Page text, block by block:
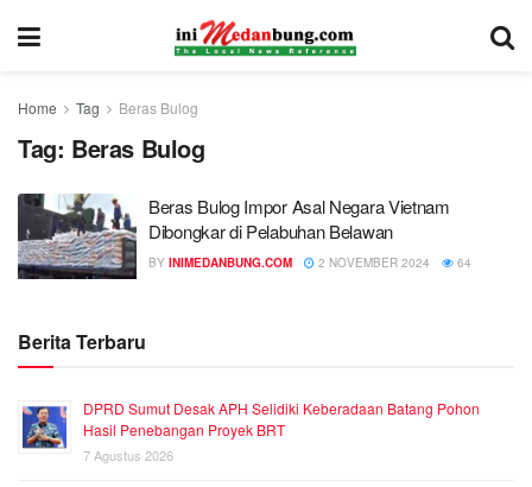
Home Tag Beras Bulog
Tag: Beras Bulog
Beras Bulog Impor Asal Negara Vietnam
Dibongkar di Pelabuhan Belawan
BY INIMEDANBUNG.COM 2 NOVEMBER 2024 64
Berita Terbaru
DPRD Sumut Desak APH Selidiki Keberadaan Batang Pohon
Hasil Penebangan Proyek BRT
7 Agustus 2026